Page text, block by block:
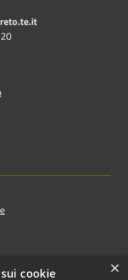
×
cookie